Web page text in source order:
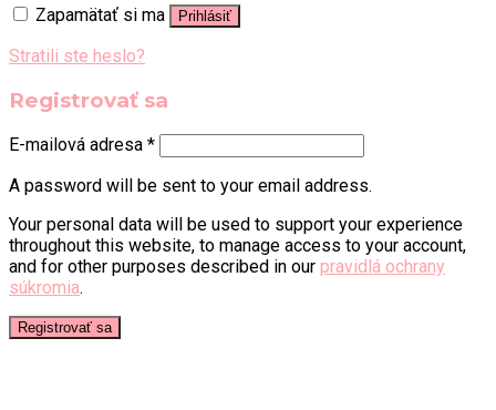
Zapamätať si ma
Prihlásiť
Stratili ste heslo?
Registrovať sa
E-mailová adresa *
A password will be sent to your email address.
Your personal data will be used to support your experience
throughout this website, to manage access to your account,
and for other purposes described in our pravidlá ochrany
súkromia.
Registrovať sa